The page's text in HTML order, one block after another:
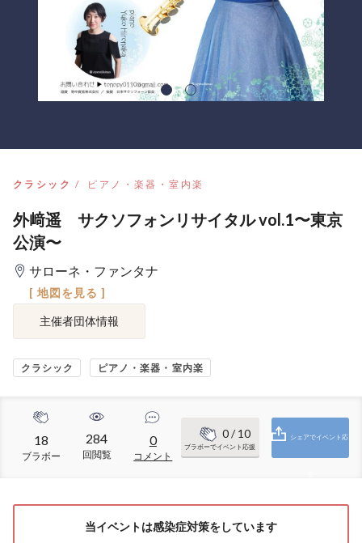
クラシック ピアノ・楽器・室内楽
外﨑遥 サクソフォンリサイタル vol.1〜東京
公演〜
サローネ・ファンタナ
[ 地図を見る ]
主催者団体情報
クラシック ピアノ・楽器・室内楽
18
ブラボー
284
回閲覧
0
コメント
0/ 10
ブラボーでイベント応援
シェアでイベント応
当イベントは感染症対策をしています